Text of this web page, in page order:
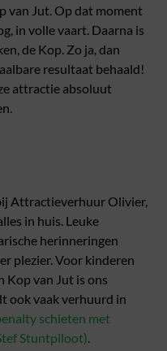
van Jut. Op dat moment
in volle vaart. Daarna is
de Kop. Zo ja, dan
resultaat behaald!
attractie absoluut
Attractieverhuur Olivier,
in huis. Leuke
herinneringen
plezier. Voor kinderen
Kop van Jut is ons
ook vaak verhuurd in
schieten met
Stuntpiloot).